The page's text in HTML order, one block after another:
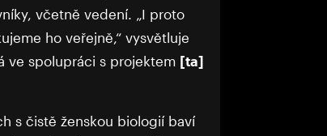
včetně vedení. „I proto
ho veřejně,“ vysvětluje
ve spolupráci s projektem [ta]
s čistě ženskou biologií baví